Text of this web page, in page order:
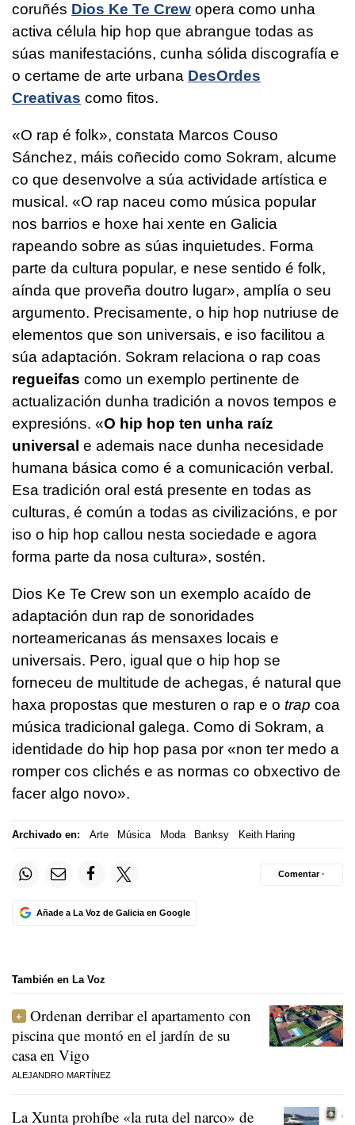
coruñés Dios Ke Te Crew opera como unha
activa célula hip hop que abrangue todas as
súas manifestacións, cunha sólida discografía e
o certame de arte urbana DesOrdes
Creativas como fitos.
«O rap é folk», constata Marcos Couso
Sánchez, máis coñecido como Sokram, alcume
co que desenvolve a súa actividade artística e
musical. «O rap naceu como música popular
nos barrios e hoxe hai xente en Galicia
rapeando sobre as súas inquietudes. Forma
parte da cultura popular, e nese sentido é folk,
aínda que proveña doutro lugar», amplía o seu
argumento. Precisamente, o hip hop nutriuse de
elementos que son universais, e iso facilitou a
súa adaptación. Sokram relaciona o rap coas
regueifas como un exemplo pertinente de
actualización dunha tradición a novos tempos e
expresións. «O hip hop ten unha raíz
universal e ademais nace dunha necesidade
humana básica como é a comunicación verbal.
Esa tradición oral está presente en todas as
culturas, é común a todas as civilizacións, e por
iso o hip hop callou nesta sociedade e agora
forma parte da nosa cultura», sostén.
Dios Ke Te Crew son un exemplo acaído de
adaptación dun rap de sonoridades
norteamericanas ás mensaxes locais e
universais. Pero, igual que o hip hop se
forneceu de multitude de achegas, é natural que
haxa propostas que mesturen o rap e o trap coa
música tradicional galega. Como di Sokram, a
identidade do hip hop pasa por «non ter medo a
romper cos clichés e as normas co obxectivo de
facer algo novo».
Archivado en: Arte Música Moda Banksy Keith Haring
Añade a La Voz de Galicia en Google
Comentar ·
También en La Voz
Ordenan derribar el apartamento con
piscina que montó en el jardín de su
casa en Vigo
ALEJANDRO MARTÍNEZ
La Xunta prohíbe «la ruta del narco» de